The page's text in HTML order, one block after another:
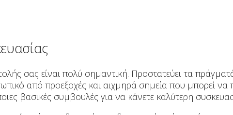
σας είναι πολύ σημαντική. Προστατεύει τα
από προεξοχές και αιχμηρά σημεία που μπορεί να
βασικές συμβουλές για να κάνετε καλύτερη